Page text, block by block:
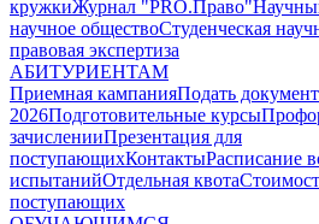
кружкиЖурнал "PRO.Право"
научное обществоСтуденческая
правовая экспертиза
АБИТУРИЕНТАМ
Приемная кампанияПодать
2026Подготовительные курсы
зачисленииПрезентация для
поступающихКонтактыРасписание
испытанийОтдельная квота
поступающих